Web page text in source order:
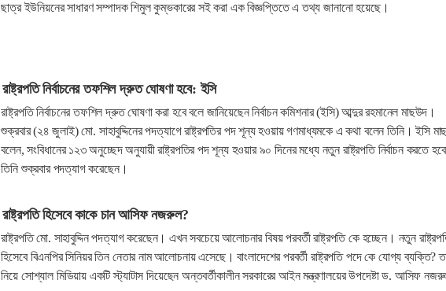
ছাত্র ইউনিয়নের সাধারণ সম্পাদক শিমুল কুম্ভকারের সই করা এক বিজ্ঞপ্তিতে এ তথ্য জানানো হয়েছে।
রাষ্ট্রপতি নির্বাচনের তফশিল দ্রুত ঘোষণা হবে: ইসি
রাষ্ট্রপতি নির্বাচনের তফশিল দ্রুত ঘোষণা করা হবে বলে জানিয়েছেন নির্বাচন কমিশনার (ইসি) আব্দুর রহমানেল মাছউদ।
শুক্রবার (২৪ জুলাই) মো. সাহাবুদ্দিনের পদত্যাগে রাষ্ট্রপতির পদ শূন্য হওয়ায় গণমাধ্যমকে এ কথা বলেন তিনি। ইসি
বলেন, সংবিধানের ১২৩ অনুচ্ছেদ অনুযায়ী রাষ্ট্রপতির পদ শূন্য হওয়ার ৯০ দিনের মধ্যে নতুন রাষ্ট্রপতি নির্বাচন করতে
তিনি শুক্রবার পদত্যাগ করেছেন।
রাষ্ট্রপতি হিসেবে কাকে চান আসিফ নজরুল?
রাষ্ট্রপতি মো. সাহাবুদ্দিন পদত্যাগ করেছেন। এখন সবচেয়ে আলোচনার বিষয় পরবর্তী রাষ্ট্রপতি কে হচ্ছেন। নতুন
হিসেবে বিএনপির সিনিয়র তিন নেতার নাম আলোচনায় এসেছে। বাংলাদেশের পরবর্তী রাষ্ট্রপতি পদে কে যোগ্য ব্যক্তি?
নিয়ে সোশ্যাল মিডিয়ায় একটি স্ট্যাটাস দিয়েছেন অন্তবর্তীকালীন সরকারের আইন মন্ত্রণালয়ের উপদেষ্টা ড. আসিফ